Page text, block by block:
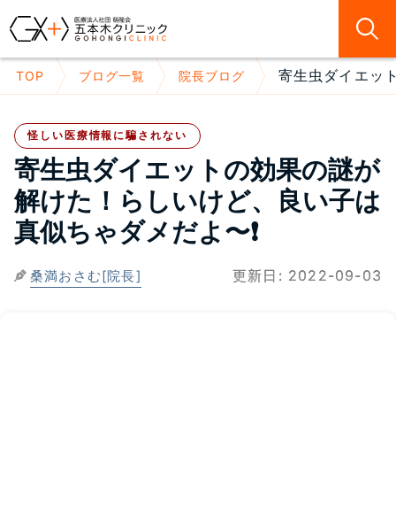
TOP ブログ一覧 院長ブログ 寄生虫ダイエッ
怪しい医療情報に騙されない
寄生虫ダイエットの効果の謎が
解けた！らしいけど、良い子は
真似ちゃダメだよ〜❗
桑満おさむ[院長] 更新日: 2022-09-03